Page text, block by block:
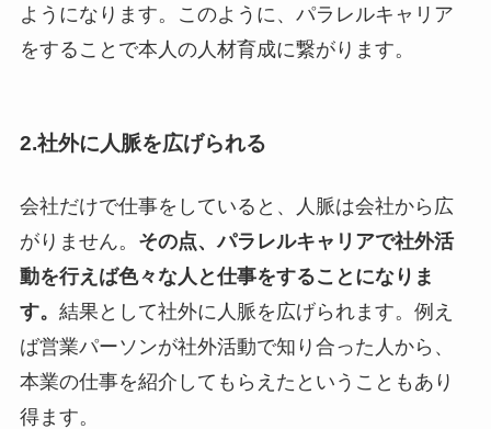
ようになります。このように、パラレルキャリア
をすることで本人の人材育成に繋がります。
2.社外に人脈を広げられる
会社だけで仕事をしていると、人脈は会社から広
がりません。 その点、パラレルキャリアで社外活
動を行えば色々な人と仕事をすることになりま
す。 結果として社外に人脈を広げられます。例え
ば営業パーソンが社外活動で知り合った人から、
本業の仕事を紹介してもらえたということもあり
得ます。